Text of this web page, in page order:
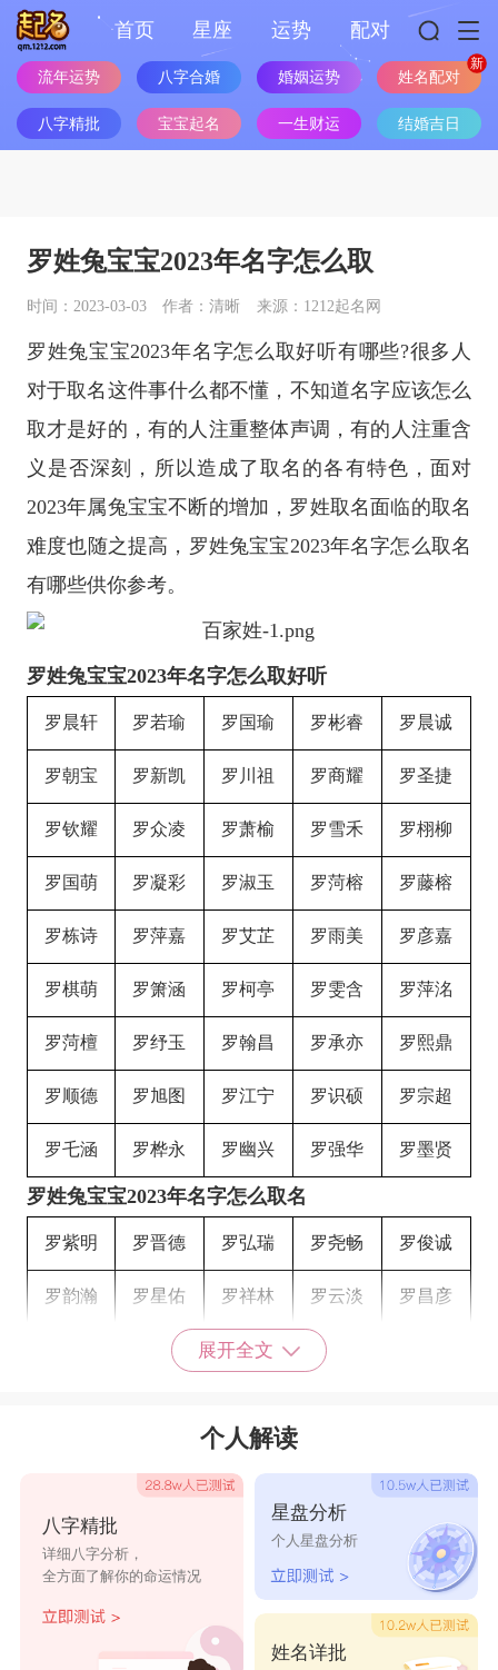
首页 星座 运势 配对
流年运势 八字合婚 婚姻运势 姓名配对
八字精批 宝宝起名 一生财运 结婚吉日
罗姓兔宝宝2023年名字怎么取
时间：2023-03-03 作者：清晰 来源：1212起名网
罗姓兔宝宝2023年名字怎么取好听有哪些?很多人
对于取名这件事什么都不懂，不知道名字应该怎么
取才是好的，有的人注重整体声调，有的人注重含
义是否深刻，所以造成了取名的各有特色，面对
2023年属兔宝宝不断的增加，罗姓取名面临的取名
难度也随之提高，罗姓兔宝宝2023年名字怎么取名
有哪些供你参考。
罗姓兔宝宝2023年名字怎么取好听
罗晨轩 罗若瑜 罗国瑜 罗彬睿 罗晨诚
罗朝宝 罗新凯 罗川祖 罗商耀 罗圣捷
罗钦耀 罗众凌 罗萧榆 罗雪禾 罗栩柳
罗国萌 罗凝彩 罗淑玉 罗菏榕 罗藤榕
罗栋诗 罗萍嘉 罗艾芷 罗雨美 罗彦嘉
罗棋萌 罗箫涵 罗柯亭 罗雯含 罗萍洺
罗菏檀 罗纾玉 罗翰昌 罗承亦 罗熙鼎
罗顺德 罗旭图 罗江宁 罗识硕 罗宗超
罗乇涵 罗桦永 罗幽兴 罗强华 罗墨贤
罗姓兔宝宝2023年名字怎么取名
罗紫明 罗晋德 罗弘瑞 罗尧畅 罗俊诚
罗韵瀚 罗星佑 罗祥林 罗云淡 罗昌彦
罗博瀚 罗迪弘 罗宽翰
罗译辉
罗睿博 罗万程
罗成贵 罗舒晓 罗富恩
罗筱沂 罗木熙 罗付巍 罗静秋
展开全文
个人解读
八字精批
详细八字分析，
全方面了解你的命运情况
星盘分析
个人星盘分析
姓名详批